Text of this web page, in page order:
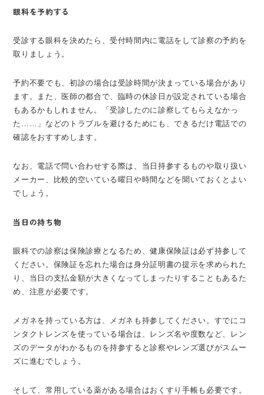
眼科を予約する
受診する眼科を決めたら、受付時間内に電話をして診察の予約を
取りましょう。
予約不要でも、初診の場合は受診時間が決まっている場合があり
ます。また、医師の都合で、臨時の休診日が設定されている場合
もあるかもしれません。「受診したのに診察してもらえなかっ
た……」などのトラブルを避けるためにも、できるだけ電話での
確認をおすすめします。
なお、電話で問い合わせする際は、当日持参するものや取り扱い
メーカー、比較的空いている曜日や時間などを聞いておくとよい
でしょう。
当日の持ち物
眼科での診察は保険診療となるため、健康保険証は必ず持参して
ください。保険証を忘れた場合は身分証明書の提示を求められた
り、当日の支払金額が大きくなってしまったりすることもあるた
め、注意が必要です。
メガネを持っている方は、メガネも持参してください。すでにコ
ンタクトレンズを使っている場合は、レンズ名や度数など、レン
ズのデータがわかるものを持参すると診察やレンズ選びがスムー
ズに進むでしょう。
そして、常用している薬がある場合はおくすり手帳も必要です。